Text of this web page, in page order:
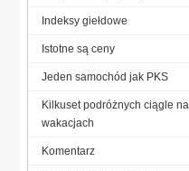
Indeksy giełdowe
Istotne są ceny
Jeden samochód jak PKS
Kilkuset podróżnych ciągle na
wakacjach
Komentarz